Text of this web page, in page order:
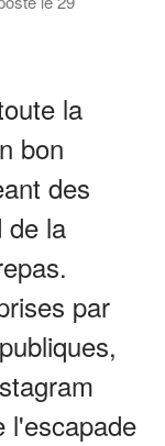
la
bon
des
de la
par
l'escapade